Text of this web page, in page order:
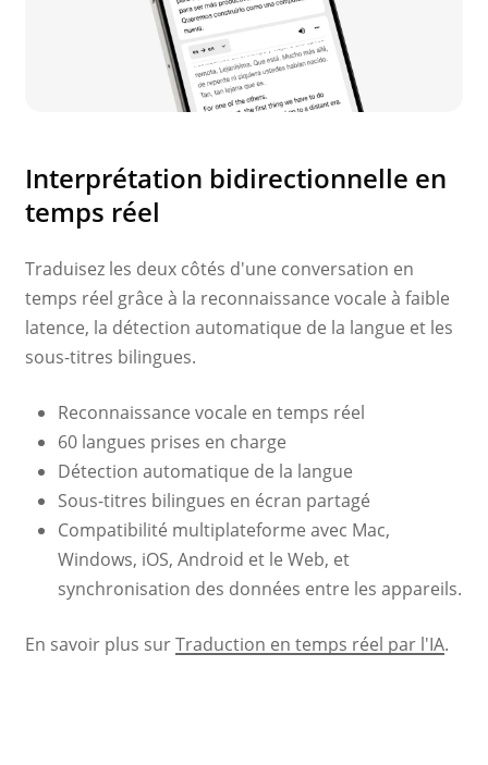
Interprétation bidirectionnelle en
temps réel
Traduisez les deux côtés d'une conversation en
temps réel grâce à la reconnaissance vocale à faible
latence, la détection automatique de la langue et les
sous-titres bilingues.
Reconnaissance vocale en temps réel
60 langues prises en charge
Détection automatique de la langue
Sous-titres bilingues en écran partagé
Compatibilité multiplateforme avec Mac,
Windows, iOS, Android et le Web, et
synchronisation des données entre les appareils.
En savoir plus surTraduction en temps réel par l'IA.